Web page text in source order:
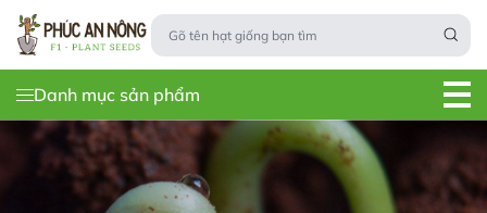
Danh mục sản phẩm